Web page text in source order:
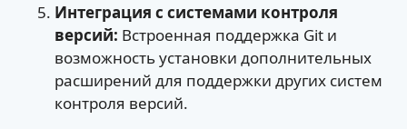
Интеграция с системами контроля
версий: Встроенная поддержка Git и
возможность установки дополнительных
расширений для поддержки других систем
контроля версий.